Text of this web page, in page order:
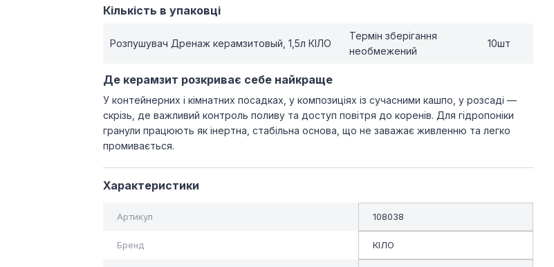
Кількість в упаковці
Розпушувач Дренаж керамзитовый, 1,5л КІЛО
Термін зберігання
необмежений
10шт
Де керамзит розкриває себе найкраще
У контейнерних і кімнатних посадках, у композиціях із сучасними кашпо, у розсаді —
скрізь, де важливий контроль поливу та доступ повітря до коренів. Для гідропоніки
гранули працюють як інертна, стабільна основа, що не заважає живленню та легко
промивається.
Характеристики
Артикул 108038
Бренд КІЛО